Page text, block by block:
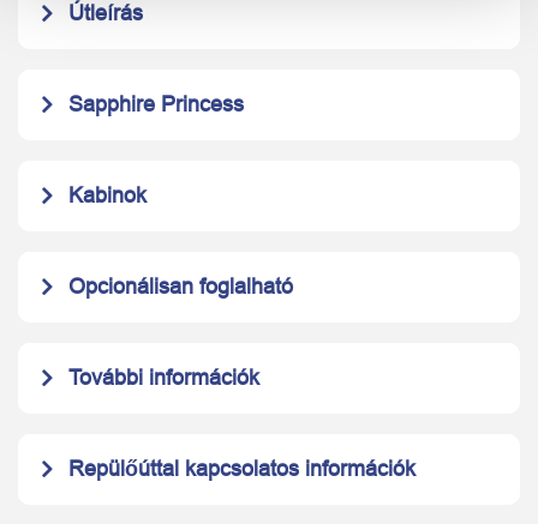
Útleírás
Sapphire Princess
Kabinok
Opcionálisan foglalható
További információk
Repülőúttal kapcsolatos információk